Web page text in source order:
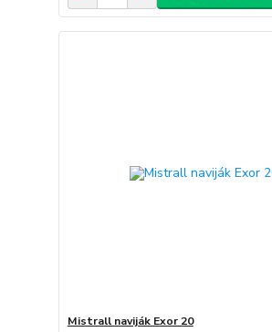
Mistrall naviják Exor 20